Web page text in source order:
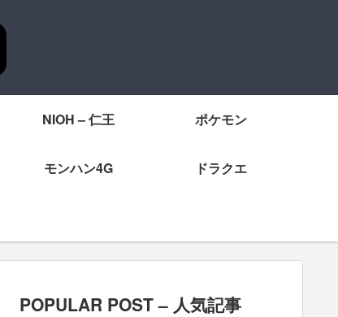
NIOH – 仁王 ポケモン
モンハン4G ドラクエ
POPULAR POST – 人気記事